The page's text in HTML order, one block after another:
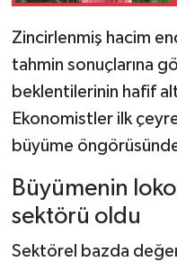
Zincirlenmiş hacim
tahmin sonuçlarına
beklentilerinin hafif
Ekonomistler ilk
büyüme
Büyümenin
sektörü oldu
Sektörel bazda